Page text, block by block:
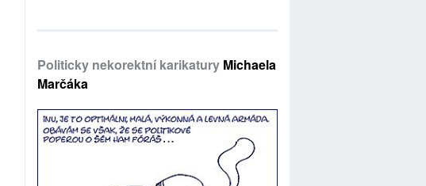
Politicky nekorektní karikatury Michaela
Marčáka